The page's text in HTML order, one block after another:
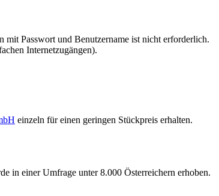
Passwort und Benutzername ist nicht erforderlich.
Internetzugängen).
einzeln für einen geringen Stückpreis erhalten.
in einer Umfrage unter 8.000 Österreichern erhoben.